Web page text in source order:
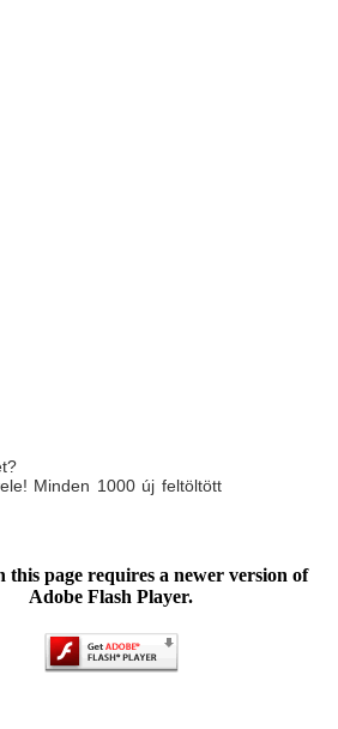
Minden 1000 új feltöltött
this page requires a newer version of
Adobe Flash Player.